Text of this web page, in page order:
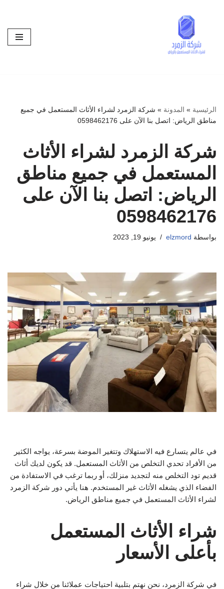
المحتوى
الرئيسية » المدونة » شركة الزمرد لشراء الأثاث المستعمل في جميع
مناطق الرياض: اتصل بنا الآن على 0598462176
شركة الزمرد لشراء الأثاث
المستعمل في جميع مناطق
الرياض: اتصل بنا الآن على
0598462176
بواسطة elzmord يونيو 19, 2023
في عالم يتسارع فيه الاستهلاك وتتغير الموضة بسرعة، يواجه الكثير
من الأفراد تحدي التخلص من الأثاث المستعمل. قد يكون لديك أثاث
قديم تود التخلص منه لتجديد منزلك، أو ربما ترغب في الاستفادة من
الفضاء الذي يشغله الأثاث غير المستخدم. هنا يأتي دور شركة الزمرد
لشراء الأثاث المستعمل في جميع مناطق الرياض.
شراء الأثاث المستعمل
بأعلى الأسعار
في شركة الزمرد، نحن نهتم بتلبية احتياجات عملائنا من خلال شراء